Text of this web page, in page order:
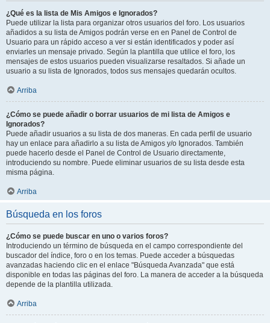
¿Qué es la lista de Mis Amigos e Ignorados?
Puede utilizar la lista para organizar otros usuarios del foro. Los usuarios
añadidos a su lista de Amigos podrán verse en en Panel de Control de
Usuario para un rápido acceso a ver si están identificados y poder así
enviarles un mensaje privado. Según la plantilla que utilice el foro, los
mensajes de estos usuarios pueden visualizarse resaltados. Si añade un
usuario a su lista de Ignorados, todos sus mensajes quedarán ocultos.
Arriba
¿Cómo se puede añadir o borrar usuarios de mi lista de Amigos e
Ignorados?
Puede añadir usuarios a su lista de dos maneras. En cada perfil de usuario
hay un enlace para añadirlo a su lista de Amigos y/o Ignorados. También
puede hacerlo desde el Panel de Control de Usuario directamente,
introduciendo su nombre. Puede eliminar usuarios de su lista desde esta
misma página.
Arriba
Búsqueda en los foros
¿Cómo se puede buscar en uno o varios foros?
Introduciendo un término de búsqueda en el campo correspondiente del
buscador del índice, foro o en los temas. Puede acceder a búsquedas
avanzadas haciendo clic en el enlace "Búsqueda Avanzada" que está
disponible en todas las páginas del foro. La manera de acceder a la búsqueda
depende de la plantilla utilizada.
Arriba